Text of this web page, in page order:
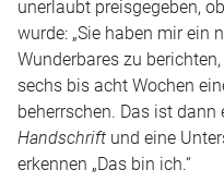
unerlaubt preisgegeben,
wurde: „Sie haben mir ein
Wunderbares zu
sechs bis acht Wochen
beherrschen. Das ist dann
Handschrift und eine
erkennen „Das bin ich.“